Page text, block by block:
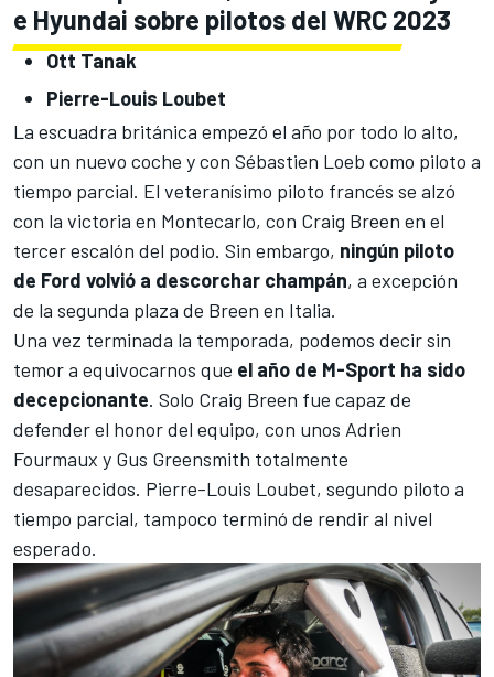
e Hyundai sobre pilotos del WRC 2023
Ott Tanak
Pierre-Louis Loubet
La escuadra británica empezó el año por todo lo alto,
con un nuevo coche y con Sébastien Loeb como piloto a
tiempo parcial. El veteranísimo piloto francés se alzó
con la victoria en Montecarlo, con Craig Breen en el
tercer escalón del podio. Sin embargo, ningún piloto
de Ford volvió a descorchar champán, a excepción
de la segunda plaza de Breen en Italia.
Una vez terminada la temporada, podemos decir sin
temor a equivocarnos que el año de M-Sport ha sido
decepcionante. Solo Craig Breen fue capaz de
defender el honor del equipo, con unos Adrien
Fourmaux y Gus Greensmith totalmente
desaparecidos. Pierre-Louis Loubet, segundo piloto a
tiempo parcial, tampoco terminó de rendir al nivel
esperado.